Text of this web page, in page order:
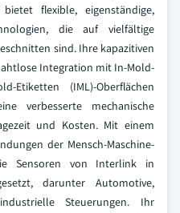
flexible, eigenständige,
die auf vielfältige
sind. Ihre kapazitiven
Integration mit In-Mold-
Etiketten (IML)-Oberflächen
verbesserte mechanische
und Kosten. Mit einem
der Mensch-Maschine-
Sensoren von Interlink in
darunter Automotive,
Steuerungen. Ihr